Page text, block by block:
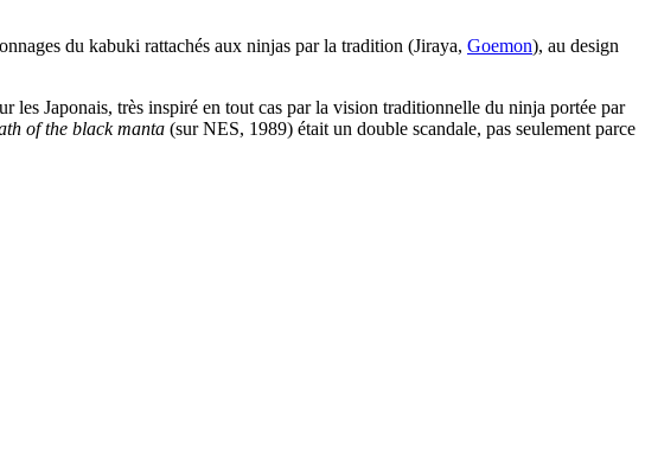
du kabuki rattachés aux ninjas par la tradition (Jiraya, Goemon), au design
les Japonais, très inspiré en tout cas par la vision traditionnelle du ninja portée par
of the black manta (sur NES, 1989) était un double scandale, pas seulement parce